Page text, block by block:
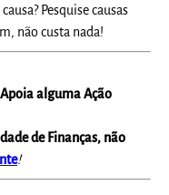
Pesquise causas
não custa nada!
alguma Ação
de Finanças, não
!